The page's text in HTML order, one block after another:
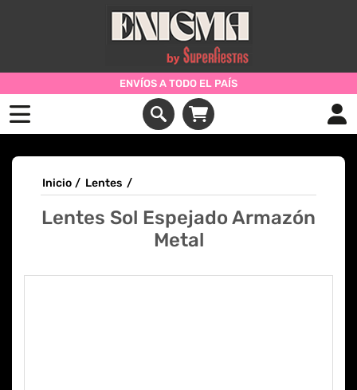
ENVÍOS A TODO EL PAÍS
Inicio / Lentes /
Lentes Sol Espejado Armazón
Metal